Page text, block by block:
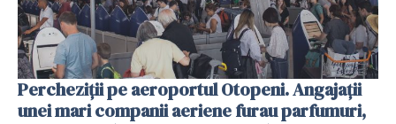
Percheziții pe aeroportul Otopeni. Angajații
unei mari companii aeriene furau parfumuri,